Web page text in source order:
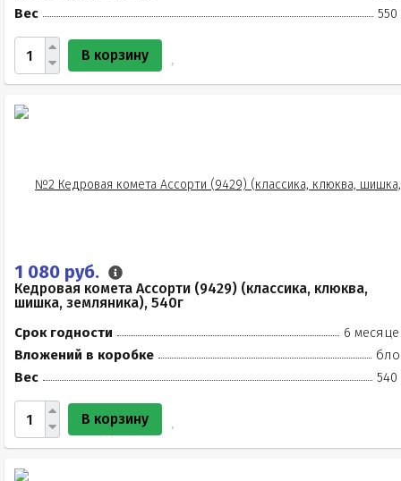
Вес
550
В корзину
1 080 руб.
Кедровая комета Ассорти (9429) (классика, клюква,
шишка, земляника), 540г
Срок годности
6
Вложений в коробке
Вес
540
В корзину